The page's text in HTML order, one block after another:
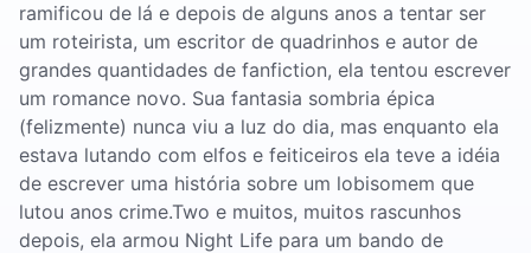
ramificou de lá e depois de alguns anos a tentar ser
um roteirista, um escritor de quadrinhos e autor de
grandes quantidades de fanfiction, ela tentou escrever
um romance novo. Sua fantasia sombria épica
(felizmente) nunca viu a luz do dia, mas enquanto ela
estava lutando com elfos e feiticeiros ela teve a idéia
de escrever uma história sobre um lobisomem que
lutou anos crime.Two e muitos, muitos rascunhos
depois, ela armou Night Life para um bando de